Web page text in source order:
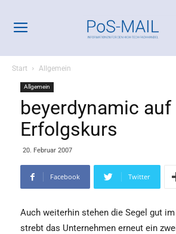
Start Allgemein
Allgemein
beyerdynamic auf
Erfolgskurs
20. Februar 2007
Facebook Twitter
Auch weiterhin stehen die Segel gut im
strebt das Unternehmen erneut ein